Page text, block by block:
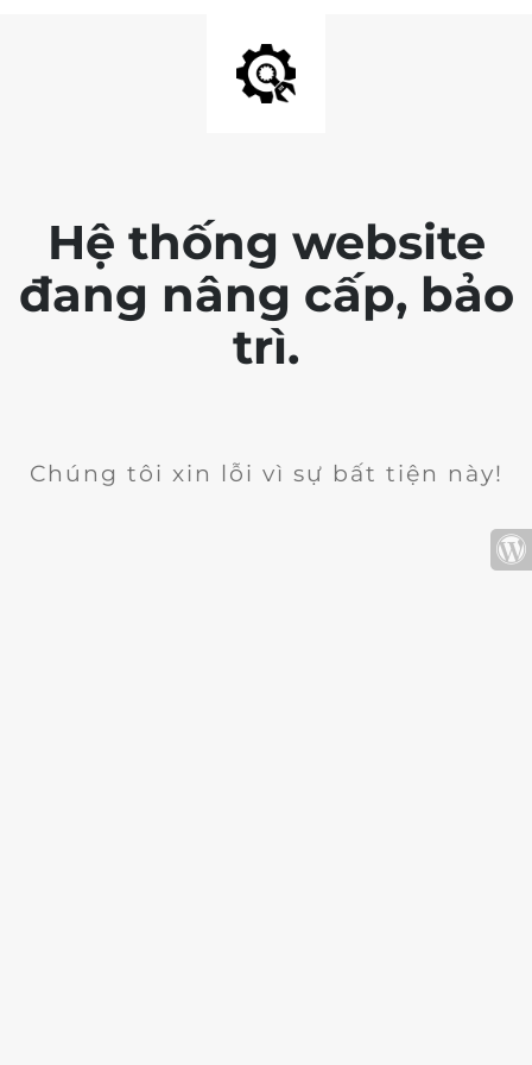
Hệ thống website
đang nâng cấp, bảo
trì.
Chúng tôi xin lỗi vì sự bất tiện này!